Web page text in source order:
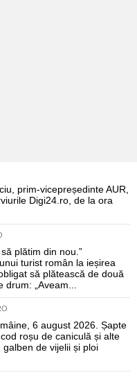
prim-vicepreședinte AUR,
Digi24.ro, de la ora
să plătim din nou.”
turist român la ieșirea
să plătească de două
„Aveam...
6 august 2026. Șapte
roșu de caniculă și alte
galben de vijelii și ploi